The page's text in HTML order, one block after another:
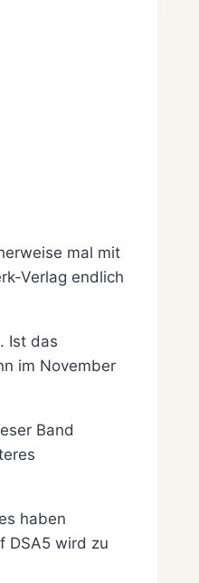
mal mit
Verlag endlich
Ist das
im November
Band
haben
DSA5 wird zu